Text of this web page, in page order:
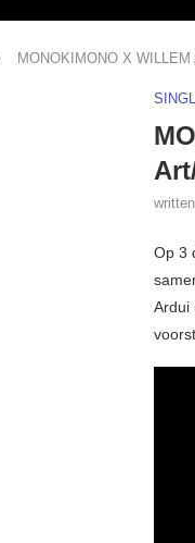
MONOKIMONO X
Op 3
Ardui